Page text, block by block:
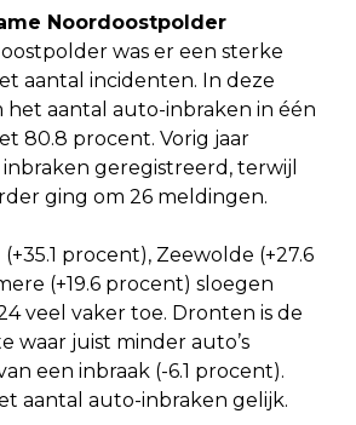
Noordoostpolder
was er een sterke
aantal incidenten. In deze
het aantal auto-inbraken in één
80.8 procent. Vorig jaar
geregistreerd, terwijl
ging om 26 meldingen.
procent), Zeewolde (+27.6
(+19.6 procent) sloegen
veel vaker toe. Dronten is de
waar juist minder auto’s
een inbraak (-6.1 procent).
aantal auto-inbraken gelijk.